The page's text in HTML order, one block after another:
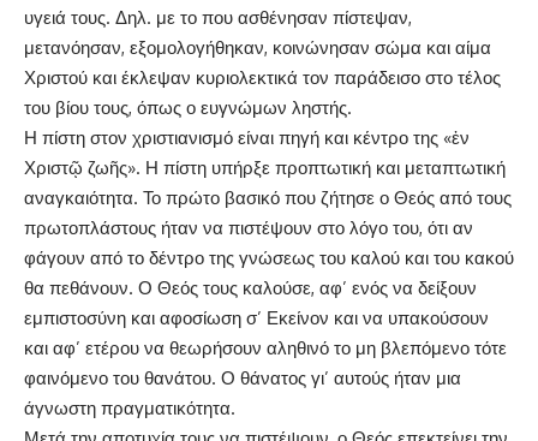
υγειά τους. Δηλ. με το που ασθένησαν πίστεψαν,
μετανόησαν, εξομολογήθηκαν, κοινώνησαν σώμα και αίμα
Χριστού και έκλεψαν κυριολεκτικά τον παράδεισο στο τέλος
του βίου τους, όπως ο ευγνώμων ληστής.
Η πίστη στον χριστιανισμό είναι πηγή και κέντρο της «ἐν
Χριστῷ ζωῆς». Η πίστη υπήρξε προπτωτική και μεταπτωτική
αναγκαιότητα. Το πρώτο βασικό που ζήτησε ο Θεός από τους
πρωτοπλάστους ήταν να πιστέψουν στο λόγο του, ότι αν
φάγουν από το δέντρο της γνώσεως του καλού και του κακού
θα πεθάνουν. Ο Θεός τους καλούσε, αφ’ ενός να δείξουν
εμπιστοσύνη και αφοσίωση σ’ Εκείνον και να υπακούσουν
και αφ’ ετέρου να θεωρήσουν αληθινό το μη βλεπόμενο τότε
φαινόμενο του θανάτου. Ο θάνατος γι’ αυτούς ήταν μια
άγνωστη πραγματικότητα.